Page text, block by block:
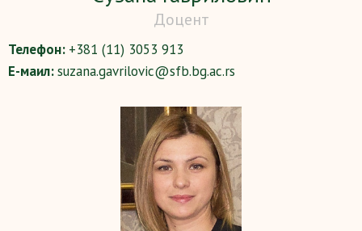
Доцент
Телефон: +381 (11) 3053 913
Е-маил:suzana.gavrilovic@sfb.bg.ac.rs